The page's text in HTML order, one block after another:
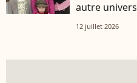
autre univers
12 juillet 2026